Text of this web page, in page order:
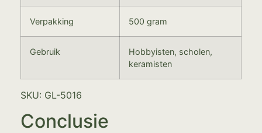
Verpakking 500 gram
Gebruik
Hobbyisten, scholen,
keramisten
SKU: GL-5016
Conclusie